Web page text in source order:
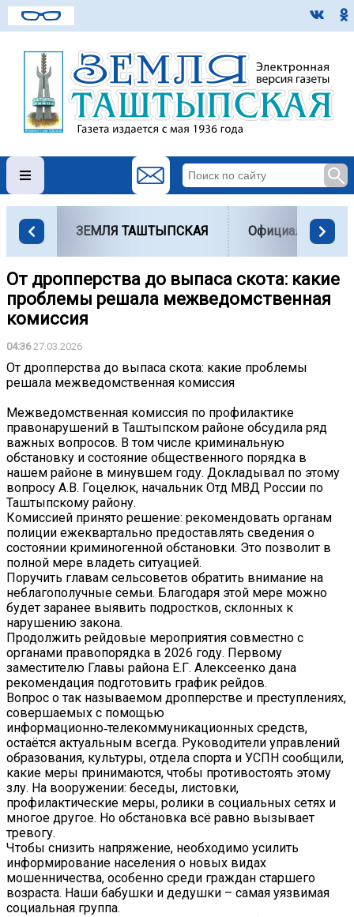
ЗЕМЛЯ ТАШТЫПСКАЯ Официально
От дропперства до выпаса скота: какие
проблемы решала межведомственная
комиссия
04:3627.03.2026
От дропперства до выпаса скота: какие проблемы
решала межведомственная комиссия
Межведомственная комиссия по профилактике
правонарушений в Таштыпском районе обсудила ряд
важных вопросов. В том числе криминальную
обстановку и состояние общественного порядка в
нашем районе в минувшем году. Докладывал по этому
вопросу А.В. Гоцелюк, начальник Отд МВД России по
Таштыпскому району.
Комиссией принято решение: рекомендовать органам
полиции ежеквартально предоставлять сведения о
состоянии криминогенной обстановки. Это позволит в
полной мере владеть ситуацией.
Поручить главам сельсоветов обратить внимание на
неблагополучные семьи. Благодаря этой мере можно
будет заранее выявить подростков, склонных к
нарушению закона.
Продолжить рейдовые мероприятия совместно с
органами правопорядка в 2026 году. Первому
заместителю Главы района Е.Г. Алексеенко дана
рекомендация подготовить график рейдов.
Вопрос о так называемом дропперстве и преступлениях,
совершаемых с помощью
информационно‑телекоммуникационных средств,
остаётся актуальным всегда. Руководители управлений
образования, культуры, отдела спорта и УСПН сообщили,
какие меры принимаются, чтобы противостоять этому
злу. На вооружении: беседы, листовки,
профилактические меры, ролики в социальных сетях и
многое другое. Но обстановка всё равно вызывает
тревогу.
Чтобы снизить напряжение, необходимо усилить
информирование населения о новых видах
мошенничества, особенно среди граждан старшего
возраста. Наши бабушки и дедушки – самая уязвимая
социальная группа.